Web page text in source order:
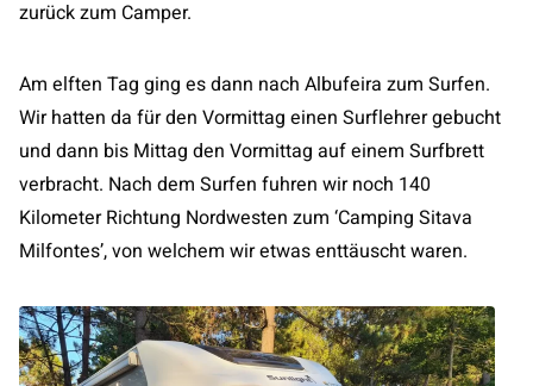
zurück zum Camper.
Am elften Tag ging es dann nach Albufeira zum Surfen.
Wir hatten da für den Vormittag einen Surflehrer gebucht
und dann bis Mittag den Vormittag auf einem Surfbrett
verbracht. Nach dem Surfen fuhren wir noch 140
Kilometer Richtung Nordwesten zum ‘Camping Sitava
Milfontes’, von welchem wir etwas enttäuscht waren.